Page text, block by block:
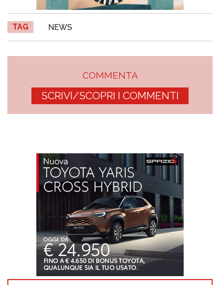
TAG NEWS
COMMENTA
SCRIVI/SCOPRI I COMMENTI